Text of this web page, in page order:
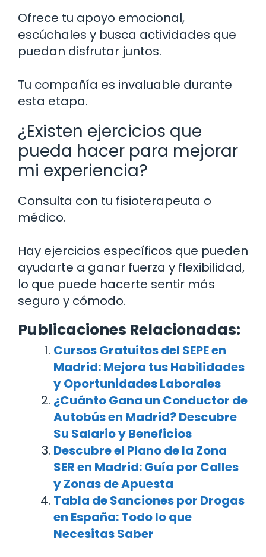
Ofrece tu apoyo emocional,
escúchales y busca actividades que
puedan disfrutar juntos.
Tu compañía es invaluable durante
esta etapa.
¿Existen ejercicios que
pueda hacer para mejorar
mi experiencia?
Consulta con tu fisioterapeuta o
médico.
Hay ejercicios específicos que pueden
ayudarte a ganar fuerza y flexibilidad,
lo que puede hacerte sentir más
seguro y cómodo.
Publicaciones Relacionadas:
Cursos Gratuitos del SEPE en
Madrid: Mejora tus Habilidades
y Oportunidades Laborales
¿Cuánto Gana un Conductor de
Autobús en Madrid? Descubre
Su Salario y Beneficios
Descubre el Plano de la Zona
SER en Madrid: Guía por Calles
y Zonas de Apuesta
Tabla de Sanciones por Drogas
en España: Todo lo que
Necesitas Saber